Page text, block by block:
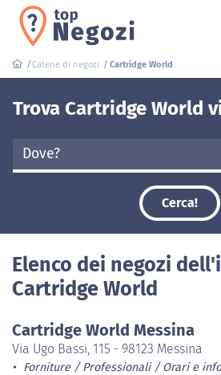
Catene di negozi Cartridge World
Trova Cartridge World
Dove?
Cerca!
Elenco dei negozi
Cartridge World
Cartridge World Messina
Via Ugo Bassi, 115 - 98123 Messina
Forniture / Professionali Orari e